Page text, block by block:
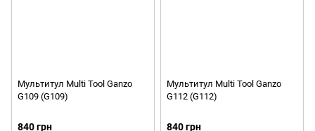
Мультитул Multi Tool Ganzo
G109 (G109)
840 грн
Мультитул Multi Tool Ganzo
G112 (G112)
840 грн